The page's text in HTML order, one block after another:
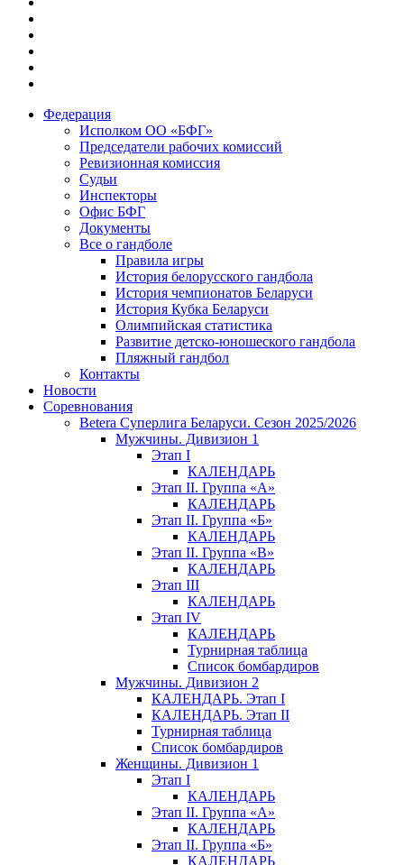
Федерация
Исполком ОО «БФГ»
Председатели рабочих комиссий
Ревизионная комиссия
Судьи
Инспекторы
Офис БФГ
Документы
Все о гандболе
Правила игры
История белорусского гандбола
История чемпионатов Беларуси
История Кубка Беларуси
Олимпийская статистика
Развитие детско-юношеского гандбола
Пляжный гандбол
Контакты
Новости
Соревнования
Betera Суперлига Беларуси. Сезон 2025/2026
Мужчины. Дивизион 1
Этап I
КАЛЕНДАРЬ
Этап II. Группа «А»
КАЛЕНДАРЬ
Этап II. Группа «Б»
КАЛЕНДАРЬ
Этап II. Группа «В»
КАЛЕНДАРЬ
Этап III
КАЛЕНДАРЬ
Этап IV
КАЛЕНДАРЬ
Турнирная таблица
Список бомбардиров
Мужчины. Дивизион 2
КАЛЕНДАРЬ. Этап I
КАЛЕНДАРЬ. Этап II
Турнирная таблица
Список бомбардиров
Женщины. Дивизион 1
Этап I
КАЛЕНДАРЬ
Этап II. Группа «А»
КАЛЕНДАРЬ
Этап II. Группа «Б»
КАЛЕНДАРЬ